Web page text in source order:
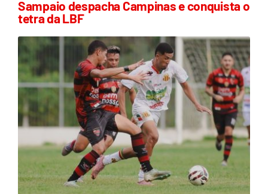
Sampaio despacha Campinas e conquista o
tetra da LBF